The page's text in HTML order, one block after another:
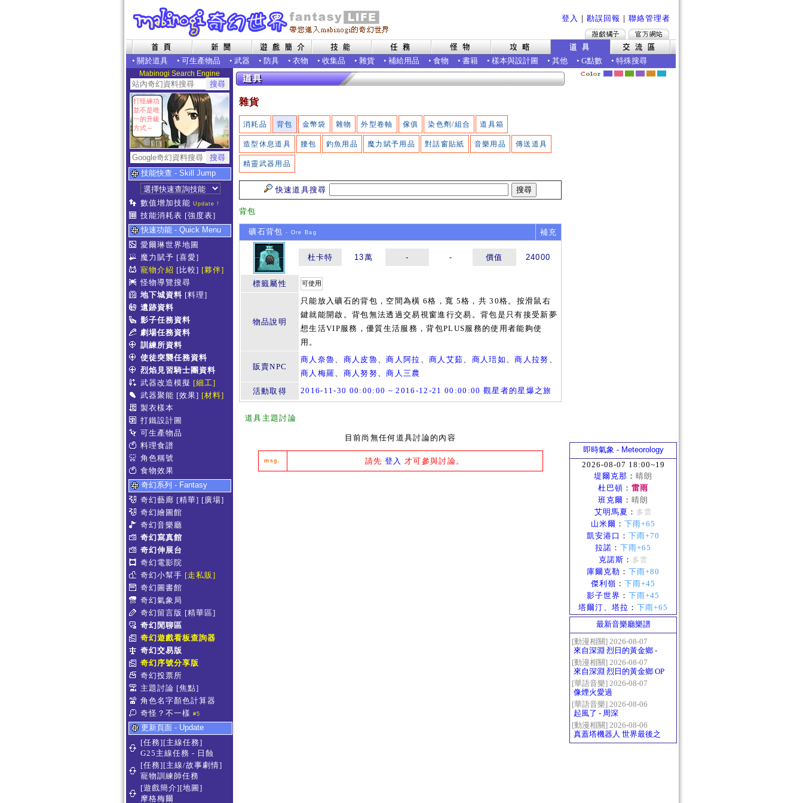
登入 ｜ 勘誤回報 ｜ 聯絡管理者
• 關於道具 • 可生產物品 • 武器 • 防具 • 衣物 • 收集品 • 雜貨 • 補給用品 • 食物 • 書籍 • 樣本與設計圖 • 其他 • G點數 • 特殊搜尋
Mabinogi Search Engine
打怪練功
並不是唯
一的升級
方式～
技能快查 - Skill Jump
數值增加技能 Update !
技能消耗表 [強度表]
快速功能 - Quick Menu
愛爾琳世界地圖
魔力賦予 [喜愛]
寵物介紹 [比較] [夥伴]
怪物導覽搜尋
地下城資料 [料理]
遺跡資料
影子任務資料
劇場任務資料
訓練所資料
使徒突襲任務資料
烈焰見習騎士團資料
武器改造模擬 [細工]
武器聚能 [效果] [材料]
製衣樣本
打鐵設計圖
可生產物品
料理食譜
角色稱號
食物效果
奇幻系列 - Fantasy
奇幻藝廊 [精華] [廣場]
奇幻繪圖館
奇幻音樂廳
奇幻寫真館
奇幻伸展台
奇幻電影院
奇幻小幫手 [走私販]
奇幻圖書館
奇幻氣象局
奇幻留言版 [精華區]
奇幻閒聊區
奇幻遊戲看板查詢器
奇幻交易版
奇幻序號分享版
奇幻投票所
主題討論 [焦點]
角色名字顏色計算器
奇怪？不一樣 #5
更新頁面 - Update
[任務][主線任務]
G25主線任務 - 日蝕
[任務][主線/故事劇情]
寵物訓練師任務
[遊戲簡介][地圖]
摩格梅爾
雜貨
消耗品 背包 金幣袋 雜物 外型卷軸 傢俱 染色劑/組合 道具箱
造型休息道具 腰包 釣魚用品 魔力賦予用品 對話窗貼紙 音樂用品 傳送道具
精靈武器用品
快速道具搜尋
背包
礦石背包 - Ore Bag 補充
杜卡特 13萬 - - 價值 24000
標籤屬性 可使用
物品說明
只能放入礦石的背包，空間為橫 6格，寬 5格，共 30格。按滑鼠右
鍵就能開啟。背包無法透過交易視窗進行交易。背包是只有接受新夢
想生活VIP服務，優質生活服務，背包PLUS服務的使用者能夠使
用。
販賣NPC
商人奈魯、 商人皮魯、商人阿拉 、商人艾茹、 商人琣如 、商人拉努 、
商人梅羅、 商人努努、商人三農
活動取得
2016-11-30 00:00:00 ~ 2016-12-21 00:00:00 觀星者的星爆之旅
道具主題討論
目前尚無任何道具討論的內容
msg. 請先 登入 才可參與討論。
即時氣象 - Meteorology
2026-08-07 18:00~19
堤爾克那 ： 晴朗
杜巴頓 ： 雷雨
班克爾 ： 晴朗
艾明馬夏 ： 多雲
山米爾 ： 下雨+65
凱安港口 ： 下雨+70
拉諾 ： 下雨+65
克諾斯 ： 多雲
庫爾克勒 ： 下雨+80
傑利嶺 ： 下雨+45
影子世界 ： 下雨+45
塔爾汀、塔拉 ： 下雨+65
最新音樂廳樂譜
[動漫相關] 2026-08-07
來自深淵 烈日的黃金鄉 -
Gravity
[動漫相關] 2026-08-07
來自深淵 烈日的黃金鄉 OP
- かたち(Katachi)
[華語音樂] 2026-08-07
像煙火愛過
[華語音樂] 2026-08-06
起風了 - 周深
[動漫相關] 2026-08-06
真蓋塔機器人 世界最後之
日OP2 HEATS